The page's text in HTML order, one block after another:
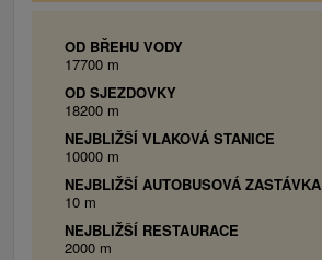
OD BŘEHU VODY
17700 m
OD SJEZDOVKY
18200 m
NEJBLIŽŠÍ VLAKOVÁ STANICE
10000 m
NEJBLIŽŠÍ AUTOBUSOVÁ ZASTÁVKA
10 m
NEJBLIŽŠÍ RESTAURACE
2000 m